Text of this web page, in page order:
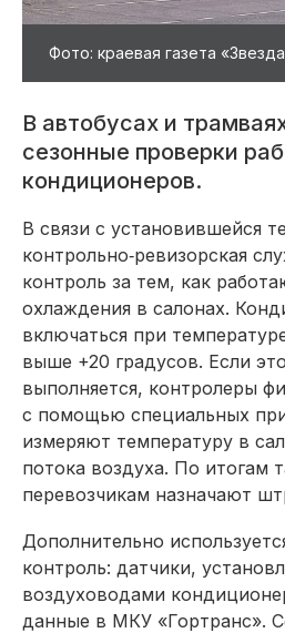
Фото: краевая газета
В автобусах и
сезонные проверки
кондиционеров.
В связи с установившейся
контрольно‑ревизорская
контроль за тем, как
охлаждения в салонах.
включаться при
выше +20 градусов. Если
выполняется, контролеры
с помощью специальных
измеряют температуру в
потока воздуха. По итогам
перевозчикам назначают
Дополнительно
контроль: датчики,
воздуховодами
данные в МКУ «Гортранс».